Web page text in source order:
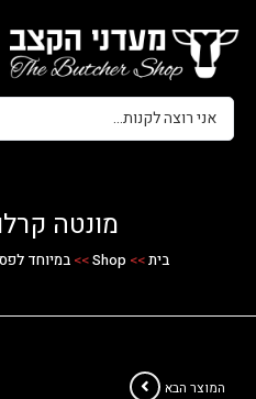
מונטה
בית>>
Shop
>> במיוחד
המוצר הבא